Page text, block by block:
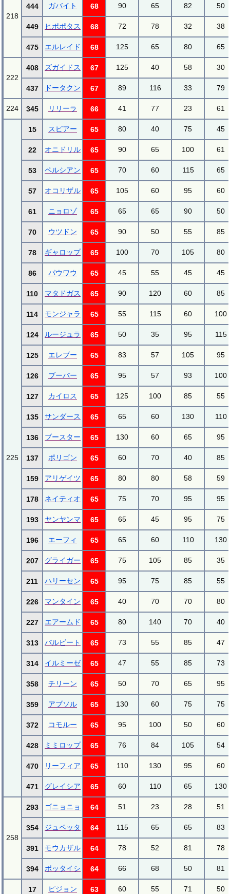
218
444 ガバイト 68 90 65 82 50
449 ヒポポタス 68 72 78 32 38
475 エルレイド 68 125 65 80 65
222
408 ズガイドス 67 125 40 58 30
437 ドータクン 67 89 116 33 79
224 345 リリーラ 66 41 77 23 61
225
15 スピアー 65 80 40 75 45
22 オニドリル 65 90 65 100 61
53 ペルシアン 65 70 60 115 65
57 オコリザル 65 105 60 95 60
61 ニョロゾ 65 65 65 90 50
70 ウツドン 65 90 50 55 85
78 ギャロップ 65 100 70 105 80
86 パウワウ 65 45 55 45 45
110 マタドガス 65 90 120 60 85
114 モンジャラ 65 55 115 60 100
124 ルージュラ 65 50 35 95 115
125 エレブー 65 83 57 105 95
126 ブーバー 65 95 57 93 100
127 カイロス 65 125 100 85 55
135 サンダース 65 65 60 130 110
136 ブースター 65 130 60 65 95
137 ポリゴン 65 60 70 40 85
159 アリゲイツ 65 80 80 58 59
178 ネイティオ 65 75 70 95 95
193 ヤンヤンマ 65 65 45 95 75
196 エーフィ 65 65 60 110 130
207 グライガー 65 75 105 85 35
211 ハリーセン 65 95 75 85 55
226 マンタイン 65 40 70 70 80
227 エアームド 65 80 140 70 40
313 バルビート 65 73 55 85 47
314 イルミーゼ 65 47 55 85 73
358 チリーン 65 50 70 65 95
359 アブソル 65 130 60 75 75
372 コモルー 65 95 100 50 60
428 ミミロップ 65 76 84 105 54
470 リーフィア 65 110 130 95 60
471 グレイシア 65 60 110 65 130
258
293 ゴニョニョ 64 51 23 28 51
354 ジュペッタ 64 115 65 65 83
391 モウカザル 64 78 52 81 78
394 ポッタイシ 64 66 68 50 81
17 ピジョン 63 60 55 71 50